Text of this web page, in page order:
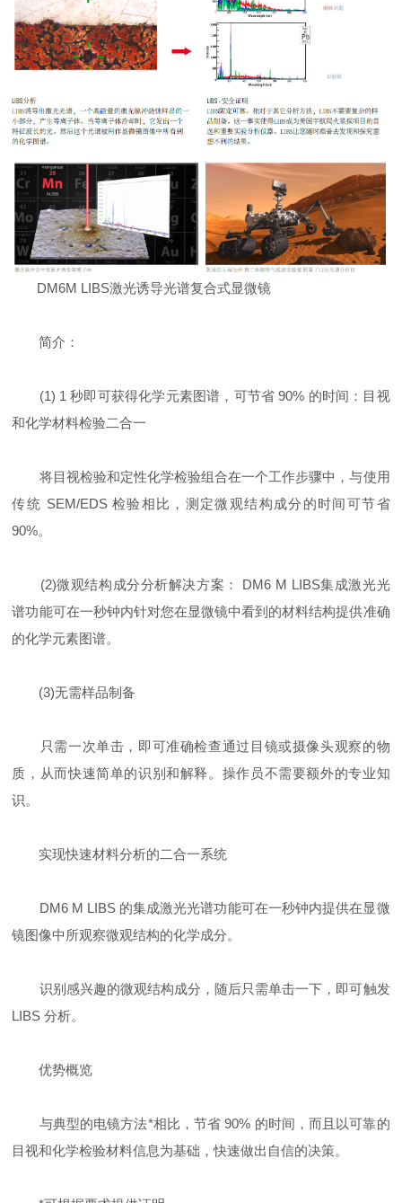
DM6M LIBS激光诱导光谱复合式显微镜
简介：
(1) 1 秒即可获得化学元素图谱，可节省 90% 的时间：目视
和化学材料检验二合一
将目视检验和定性化学检验组合在一个工作步骤中，与使用
传统 SEM/EDS 检验相比，测定微观结构成分的时间可节省
90%。
(2)微观结构成分分析解决方案： DM6 M LIBS集成激光光
谱功能可在一秒钟内针对您在显微镜中看到的材料结构提供准确
的化学元素图谱。
(3)无需样品制备
只需一次单击，即可准确检查通过目镜或摄像头观察的物
质，从而快速简单的识别和解释。操作员不需要额外的专业知
识。
实现快速材料分析的二合一系统
DM6 M LIBS 的集成激光光谱功能可在一秒钟内提供在显微
镜图像中所观察微观结构的化学成分。
识别感兴趣的微观结构成分，随后只需单击一下，即可触发
LIBS 分析。
优势概览
与典型的电镜方法*相比，节省 90% 的时间，而且以可靠的
目视和化学检验材料信息为基础，快速做出自信的决策。